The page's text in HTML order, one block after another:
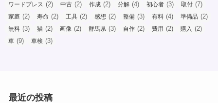
ワードプレス (2) 中古 (2) 作成 (2) 分解 (4) 初心者 (3) 取付 (7)
家庭 (2) 寿命 (2) 工具 (2) 感想 (2) 整備 (3) 有料 (4) 準備品 (2)
無料 (3) 猫 (2) 画像 (2) 群馬県 (3) 自作 (2) 費用 (2) 購入 (2)
車 (9) 車検 (3)
最近の投稿